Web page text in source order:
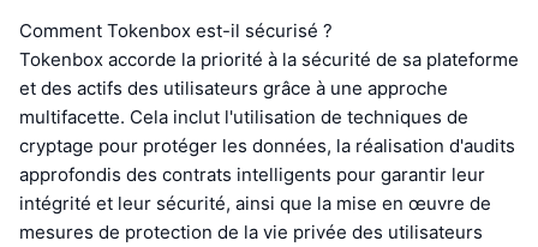
Comment Tokenbox est-il sécurisé ?
Tokenbox accorde la priorité à la sécurité de sa plateforme
et des actifs des utilisateurs grâce à une approche
multifacette. Cela inclut l'utilisation de techniques de
cryptage pour protéger les données, la réalisation d'audits
approfondis des contrats intelligents pour garantir leur
intégrité et leur sécurité, ainsi que la mise en œuvre de
mesures de protection de la vie privée des utilisateurs